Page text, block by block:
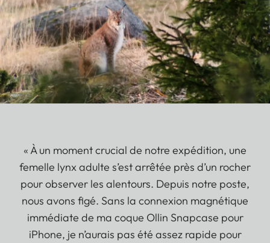
« À un moment crucial de notre expédition, une
femelle lynx adulte s’est arrêtée près d’un rocher
pour observer les alentours. Depuis notre poste,
nous avons figé. Sans la connexion magnétique
immédiate de ma coque Ollin Snapcase pour
iPhone, je n’aurais pas été assez rapide pour